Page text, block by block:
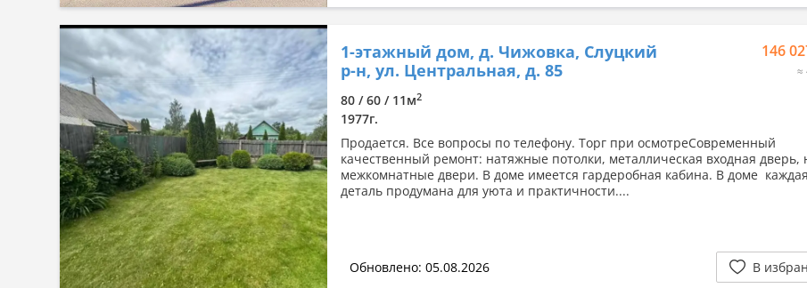
1-этажный дом, д. Чижовка, Слуцкий
р-н, ул. Центральная, д. 85
146
≈
80 / 60 / 11м2
1977г.
Продается. Все вопросы по телефону. Торг при осмотреСовременный
качественный ремонт: натяжные потолки, металлическая входная дверь,
межкомнатные двери. В доме имеется гардеробная кабина. В доме каждая
деталь продумана для уюта и практичности....
Обновлено: 05.08.2026 В